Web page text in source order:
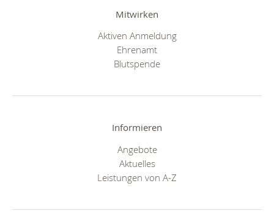
Mitwirken
Aktiven Anmeldung
Ehrenamt
Blutspende
Informieren
Angebote
Aktuelles
Leistungen von A-Z